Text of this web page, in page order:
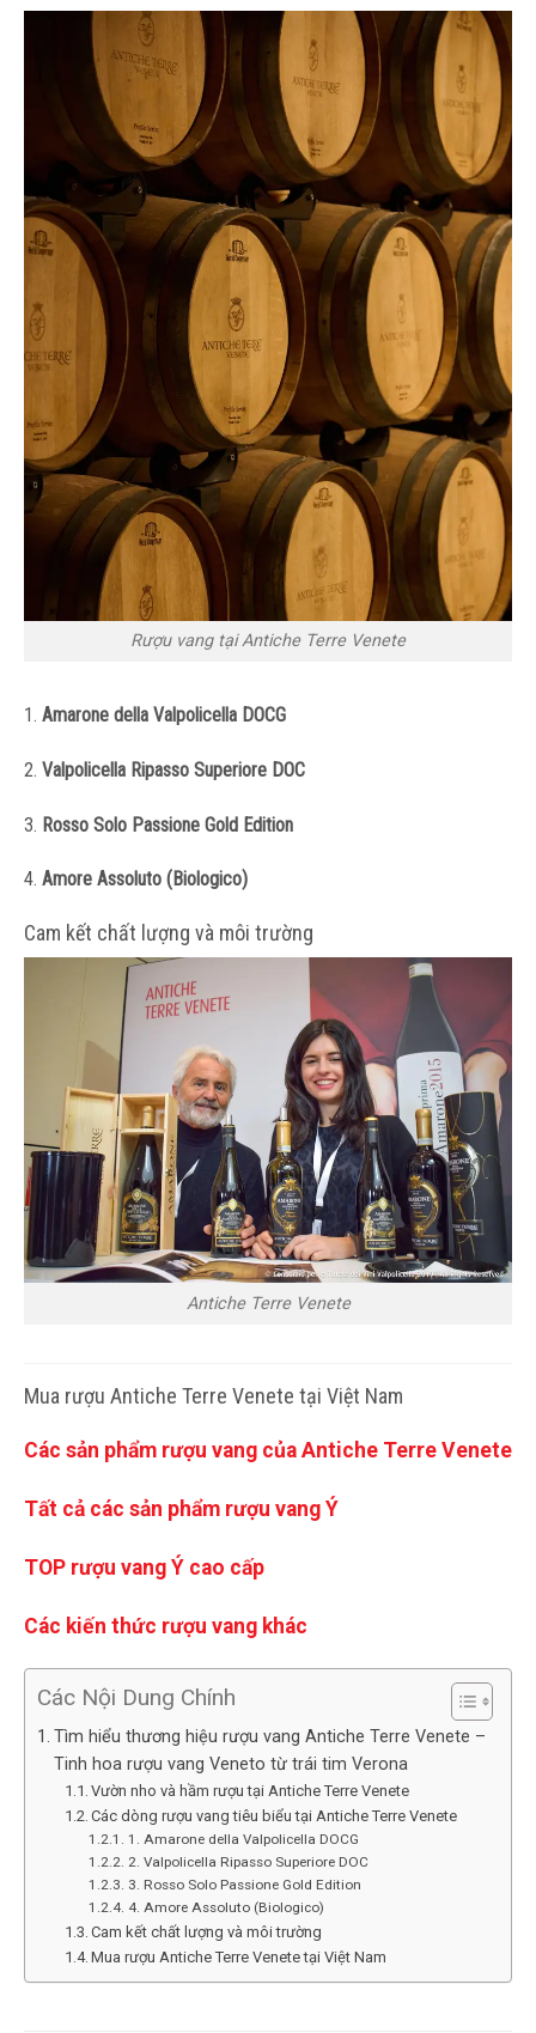
Rượu vang tại Antiche Terre Venete
1. Amarone della Valpolicella DOCG
2. Valpolicella Ripasso Superiore DOC
3. Rosso Solo Passione Gold Edition
4. Amore Assoluto (Biologico)
Cam kết chất lượng và môi trường
Antiche Terre Venete
Mua rượu Antiche Terre Venete tại Việt Nam
Các sản phẩm rượu vang của Antiche Terre Venete
Tất cả các sản phẩm rượu vang Ý
TOP rượu vang Ý cao cấp
Các kiến thức rượu vang khác
Các Nội Dung Chính
Tìm hiểu thương hiệu rượu vang Antiche Terre Venete –
Tinh hoa rượu vang Veneto từ trái tim Verona
Vườn nho và hầm rượu tại Antiche Terre Venete
Các dòng rượu vang tiêu biểu tại Antiche Terre Venete
1. Amarone della Valpolicella DOCG
2. Valpolicella Ripasso Superiore DOC
3. Rosso Solo Passione Gold Edition
4. Amore Assoluto (Biologico)
Cam kết chất lượng và môi trường
Mua rượu Antiche Terre Venete tại Việt Nam